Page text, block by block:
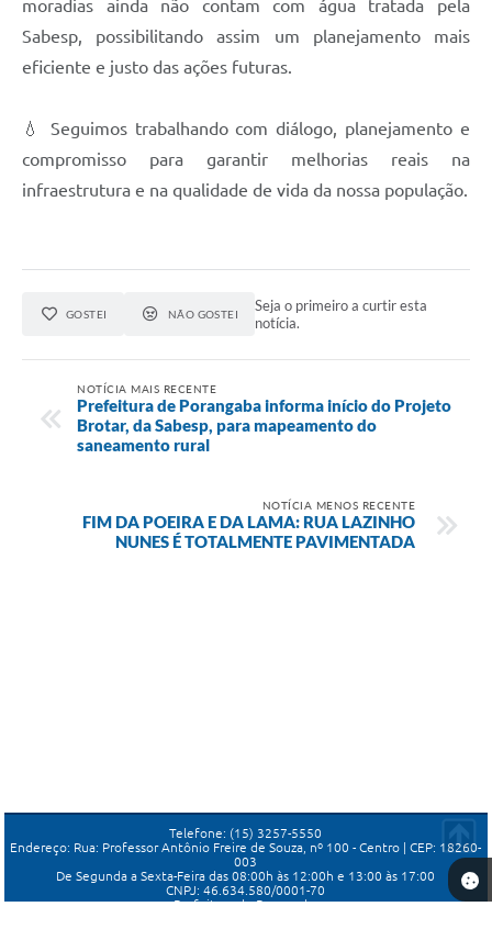
moradias ainda não contam com água tratada pela
Sabesp, possibilitando assim um planejamento mais
eficiente e justo das ações futuras.
💧 Seguimos trabalhando com diálogo, planejamento e
compromisso para garantir melhorias reais na
infraestrutura e na qualidade de vida da nossa população.
GOSTEI NÃO GOSTEI
Seja o primeiro a curtir esta
notícia.
NOTÍCIA MAIS RECENTE
Prefeitura de Porangaba informa início do Projeto
Brotar, da Sabesp, para mapeamento do
saneamento rural
NOTÍCIA MENOS RECENTE
FIM DA POEIRA E DA LAMA: RUA LAZINHO
NUNES É TOTALMENTE PAVIMENTADA
Telefone: (15) 3257-5550
Endereço: Rua: Professor Antônio Freire de Souza, nº 100 - Centro | CEP: 18260-
003
De Segunda a Sexta-Feira das 08:00h às 12:00h e 13:00 às 17:00
CNPJ: 46.634.580/0001-70
Prefeitura de Porangaba